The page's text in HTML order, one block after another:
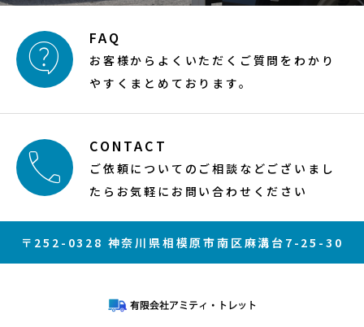
 FAQ
お客様からよくいただくご質問をわかり
やすくまとめております。
 CONTACT
ご依頼についてのご相談などございまし
たらお気軽にお問い合わせください
〒252-0328 神奈川県相模原市南区麻溝台7-25-30